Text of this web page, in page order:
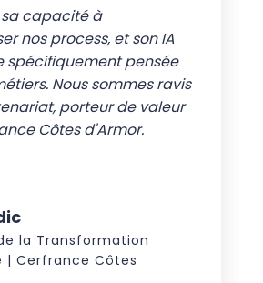
sa capacité à
nos process, et son IA
spécifiquement pensée
Nous sommes ravis
porteur de valeur
Côtes d'Armor.
la Transformation
| Cerfrance Côtes